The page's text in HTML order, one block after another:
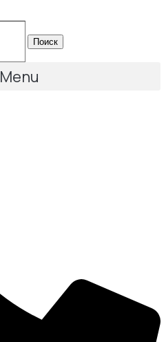
Поиск
Menu